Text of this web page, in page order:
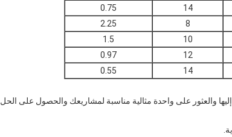
14
0.75
8
2.25
10
1.5
12
0.97
14
0.55
والعثور على واحدة مثالية مناسبة لمشاريعك والحصول على الحل